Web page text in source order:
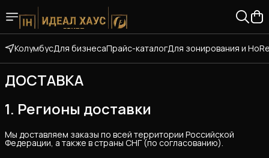
КолумбусДля бизнесаПрайс-каталогДля зонирования и
ДОСТАВКА
1. Регионы доставки
Мы доставляем заказы по всей территории Российской
Федерации, а также в страны СНГ (по согласованию).